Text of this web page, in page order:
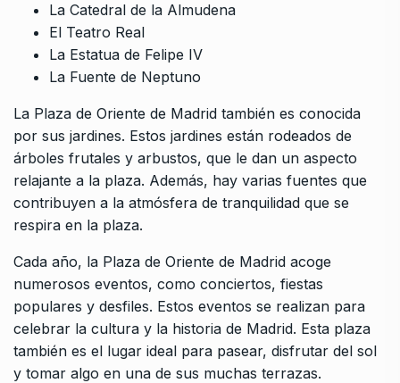
La Catedral de la Almudena
El Teatro Real
La Estatua de Felipe IV
La Fuente de Neptuno
La Plaza de Oriente de Madrid también es conocida
por sus jardines. Estos jardines están rodeados de
árboles frutales y arbustos, que le dan un aspecto
relajante a la plaza. Además, hay varias fuentes que
contribuyen a la atmósfera de tranquilidad que se
respira en la plaza.
Cada año, la Plaza de Oriente de Madrid acoge
numerosos eventos, como conciertos, fiestas
populares y desfiles. Estos eventos se realizan para
celebrar la cultura y la historia de Madrid. Esta plaza
también es el lugar ideal para pasear, disfrutar del sol
y tomar algo en una de sus muchas terrazas.